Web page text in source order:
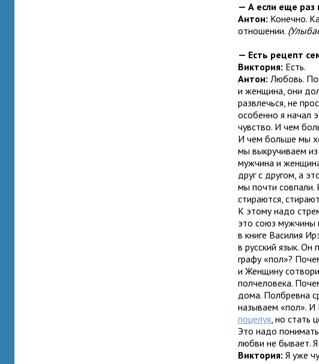
— А если еще раз
Антон: Конечно.
отношении.
— Есть рецепт
Виктория: Есть.
Антон: Любовь.
и женщина, они
развлечься, не
особенно я начал
чувство. И чем
И чем больше мы
мы выкручиваем
мужчина и
друг с другом, а
мы почти совпали.
стираются,
К этому надо
это союз мужчины
в книге Василия
в русский язык.
графу «пол»?
и Женщину
полчеловека.
дома.
называем «пол». И
поцелуя, но стать
Это надо
любви не бывает.
Виктория: Я уже